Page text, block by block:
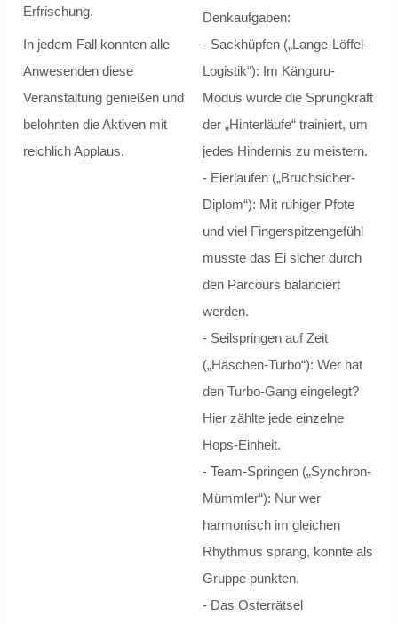
USA - North Carolina
Finnland - Imatra
Erfrischung.
In jedem Fall konnten alle
Anwesenden diese
Veranstaltung genießen und
belohnten die Aktiven mit
reichlich Applaus.
Denkaufgaben:
- ​Sackhüpfen („Lange-Löffel-
Logistik“): Im Känguru-
Modus wurde die Sprungkraft
der „Hinterläufe“ trainiert, um
jedes Hindernis zu meistern.
- ​Eierlaufen („Bruchsicher-
Diplom“): Mit ruhiger Pfote
und viel Fingerspitzengefühl
musste das Ei sicher durch
den Parcours balanciert
werden.
- ​Seilspringen auf Zeit
(„Häschen-Turbo“): Wer hat
den Turbo-Gang eingelegt?
Hier zählte jede einzelne
Hops-Einheit.
- ​Team-Springen („Synchron-
Mümmler“): Nur wer
harmonisch im gleichen
Rhythmus sprang, konnte als
Gruppe punkten.
- ​Das Osterrätsel